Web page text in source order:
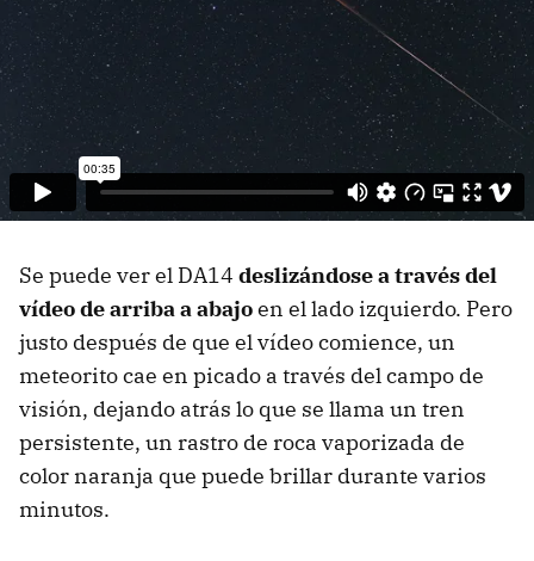
Se puede ver el DA14 deslizándose a través del
vídeo de arriba a abajoen el lado izquierdo. Pero
justo después de que el vídeo comience, un
meteorito cae en picado a través del campo de
visión, dejando atrás lo que se llama un tren
persistente, un rastro de roca vaporizada de
color naranja que puede brillar durante varios
minutos.